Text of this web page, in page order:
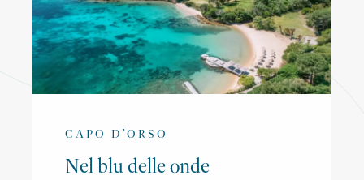
CAPO D’ORSO
Nel blu delle onde